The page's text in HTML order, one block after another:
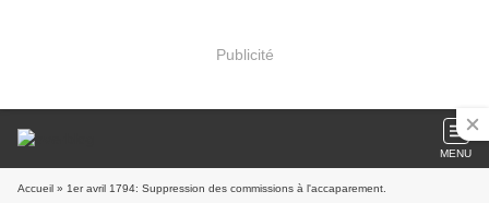
Publicité
MENU
Accueil » 1er avril 1794: Suppression des commissions à l'accaparement.